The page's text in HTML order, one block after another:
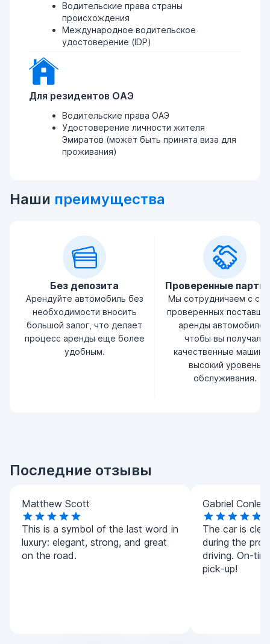
Водительские права страны
происхождения
Международное водительское
удостоверение (IDP)
Для резидентов ОАЭ
Водительские права ОАЭ
Удостоверение личности жителя
Эмиратов (может быть принята виза для
проживания)
Наши преимущества
Без депозита
Арендуйте автомобиль без
необходимости вносить
большой залог, что делает
процесс аренды еще более
удобным.
Проверенные
Мы сотрудничаем с
проверенных
аренды
чтобы вы получали
качественные
высокий уровень
обслуживания.
Последние отзывы
Matthew Scott
This is a symbol of the last word in
luxury: elegant, strong, and great
on the road.
Gabriel Conley
The car is
during the
driving. On-
pick-up!